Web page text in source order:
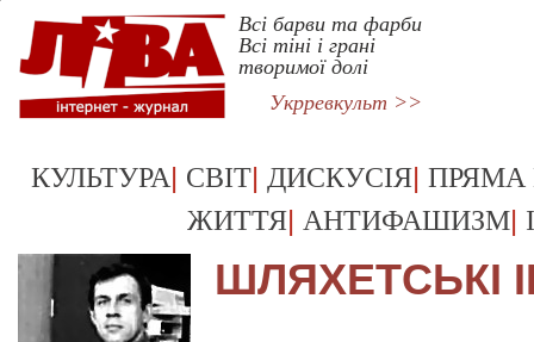
Всі барви та фарби
Всі тіні і грані
творимої долі
Укрревкульт >>
КУЛЬТУРА| СВІТ| ДИСКУСІЯ| ПРЯМА
ЖИТТЯ| АНТИФАШИЗМ|
ШЛЯХЕТСЬКІ